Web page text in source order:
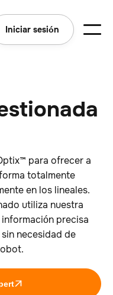
Iniciar sesión
para ofrecer a
totalmente
en los lineales.
utiliza nuestra
precisa
necesidad de